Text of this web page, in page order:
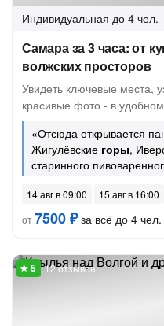
Индивидуальная до 4 чел.
Самара за 3 часа: от
волжских просторов
Увидеть ключевые места,
красивые фото - в
«Отсюда открывается
Жигулёвские горы,
старинного
14 авг в 09:00
15 авг в 16:00
от7500 ₽за всё до 4 чел.
12 отзывов